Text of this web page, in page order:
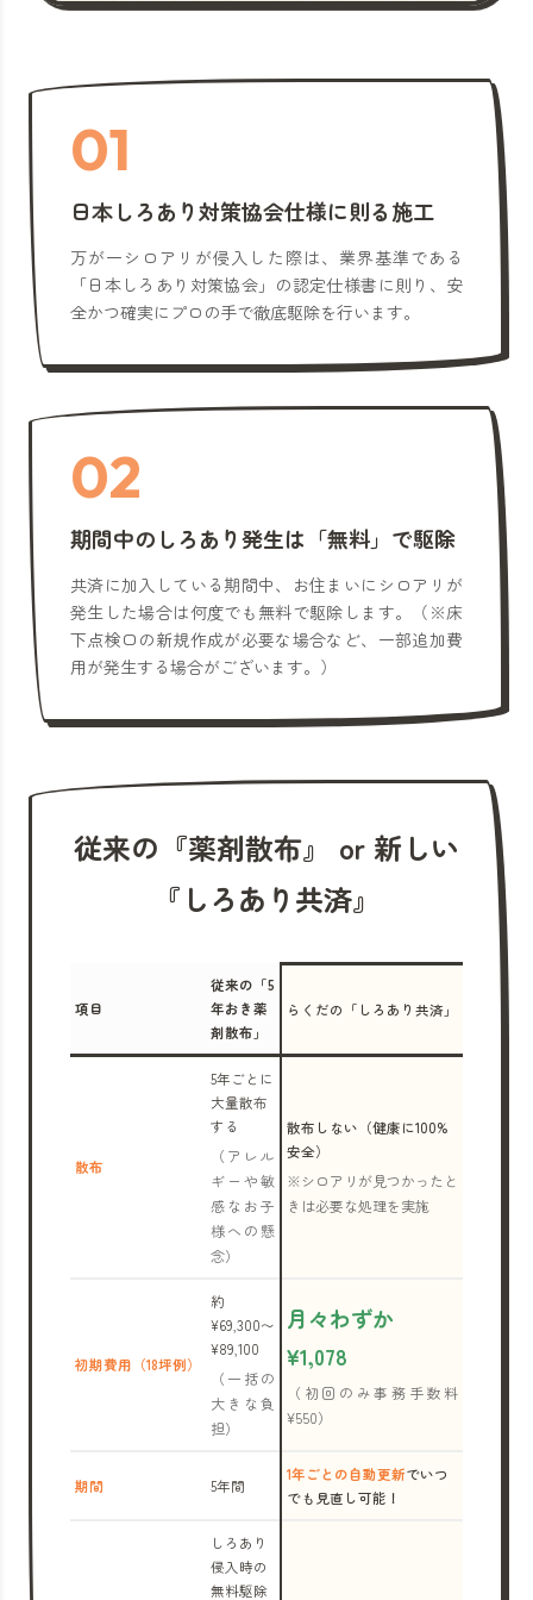
01
日本しろあり対策協会仕様に則る施工
万が一シロアリが侵入した際は、業界基準である
「日本しろあり対策協会」の認定仕様書に則り、安
全かつ確実にプロの手で徹底駆除を行います。
02
期間中のしろあり発生は「無料」で駆除
共済に加入している期間中、お住まいにシロアリが
発生した場合は何度でも無料で駆除します。（※床
下点検口の新規作成が必要な場合など、一部追加費
用が発生する場合がございます。）
従来の『薬剤散布』 or 新しい
『しろあり共済』
項目
従来の「5
年おき薬
剤散布」
らくだの「しろあり共済」
散布
5年ごとに
大量散布
する
（アレル
ギーや敏
感なお子
様への懸
念）
散布しない（健康に100%
安全）
※シロアリが見つかったと
きは必要な処理を実施
初期費用（18坪例）
約
¥69,300〜
¥89,100
（一括の
大きな負
担）
月々わずか
¥1,078
（初回のみ事務手数料
¥550）
期間 5年間
1年ごとの自動更新でいつ
でも見直し可能！
しろあり
侵入時の
無料駆除